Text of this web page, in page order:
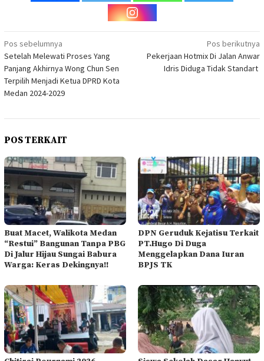
Navigasi
pos
Pos sebelumnya
Setelah Melewati Proses Yang
Panjang Akhirnya Wong Chun Sen
Terpilih Menjadi Ketua DPRD Kota
Medan 2024-2029
Pos berikutnya
Pekerjaan Hotmix Di Jalan Anwar
Idris Diduga Tidak Standart
POS TERKAIT
Buat Macet, Walikota Medan
“Restui” Bangunan Tanpa PBG
Di Jalur Hijau Sungai Babura
Warga: Keras Dekingnya!!
DPN Geruduk Kejatisu Terkait
PT.Hugo Di Duga
Menggelapkan Dana Iuran
BPJS TK